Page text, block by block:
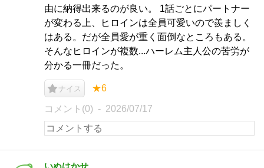
由に納得出来るのが良い。 1話ごとにパートナー
が変わる上、ヒロインは全員可愛いので羨ましく
はある。だが全員愛が重く面倒なところもある。
そんなヒロインが複数...ハーレム主人公の苦労が
分かる一冊だった。
ナイス ★6
コメント(0) 2026/07/17
いぬはかせ